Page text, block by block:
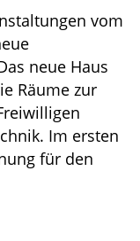
vom
neue Haus
Räume zur
Im ersten
für den